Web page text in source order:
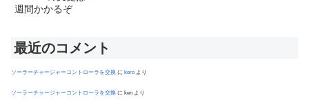
最近のコメント
ソーラーチャージャーコントローラを交換 に kero より
ソーラーチャージャーコントローラを交換 に ken より